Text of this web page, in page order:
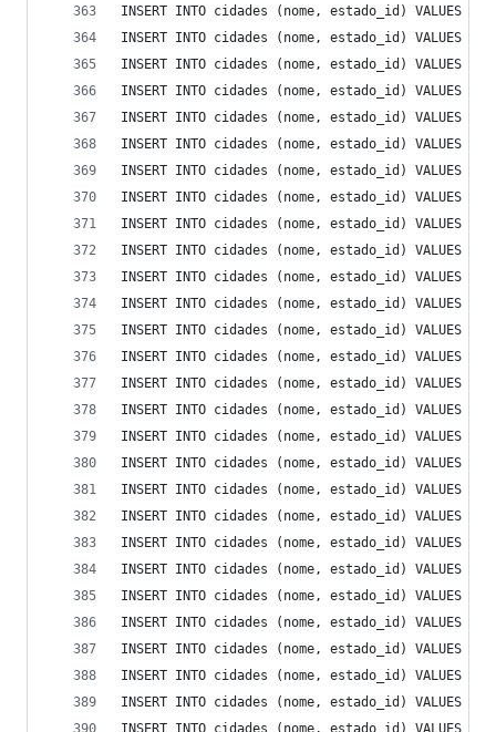
INSERT INTO cidades (nome, estado_id) VALUES
INSERT INTO cidades (nome, estado_id) VALUES
INSERT INTO cidades (nome, estado_id) VALUES
INSERT INTO cidades (nome, estado_id) VALUES
INSERT INTO cidades (nome, estado_id) VALUES
INSERT INTO cidades (nome, estado_id) VALUES
INSERT INTO cidades (nome, estado_id) VALUES
INSERT INTO cidades (nome, estado_id) VALUES
INSERT INTO cidades (nome, estado_id)
INSERT INTO cidades (nome, estado_id) VALUES
INSERT INTO cidades (nome, estado_id)
INSERT INTO cidades (nome, estado_id) VALUES
INSERT INTO cidades (nome, estado_id) VALUES
INSERT INTO cidades (nome, estado_id) VALUES
INSERT INTO cidades (nome, estado_id) VALUES
INSERT INTO cidades (nome, estado_id) VALUES
INSERT INTO cidades (nome, estado_id) VALUES
INSERT INTO cidades (nome, estado_id) VALUES
INSERT INTO cidades (nome, estado_id) VALUES
INSERT INTO cidades (nome, estado_id) VALUES
INSERT INTO cidades (nome, estado_id) VALUES
INSERT INTO cidades (nome, estado_id)
INSERT INTO cidades (nome, estado_id) VALUES
INSERT INTO cidades (nome, estado_id) VALUES
INSERT INTO cidades (nome, estado_id)
INSERT INTO cidades (nome, estado_id) VALUES
INSERT INTO cidades (nome, estado_id)
INSERT INTO cidades (nome, estado_id) VALUES